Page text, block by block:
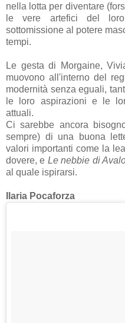
nella lotta per diventare
le vere artefici del loro
sottomissione al potere
tempi.
Le gesta di Morgaine,
muovono all'interno del
modernità senza eguali,
le loro aspirazioni e le
attuali.
Ci sarebbe ancora
sempre) di una buona
valori importanti come la
dovere, e Le nebbie di
al quale ispirarsi.
Ilaria Pocaforza